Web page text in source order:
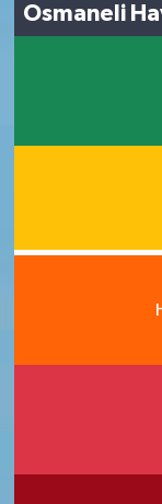
Osmaneli